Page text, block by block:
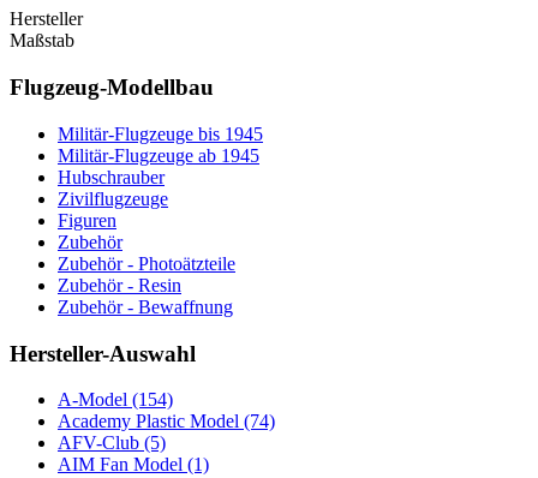
Hersteller
Maßstab
Flugzeug-Modellbau
Militär-Flugzeuge bis 1945
Militär-Flugzeuge ab 1945
Hubschrauber
Zivilflugzeuge
Figuren
Zubehör
Zubehör - Photoätzteile
Zubehör - Resin
Zubehör - Bewaffnung
Hersteller-Auswahl
A-Model (154)
Academy Plastic Model (74)
AFV-Club (5)
AIM Fan Model (1)